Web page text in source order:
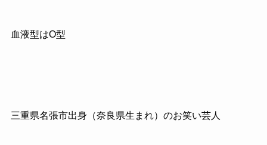
血液型はO型
三重県名張市出身（奈良県生まれ）のお笑い芸人